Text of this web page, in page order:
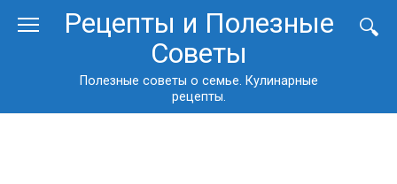
Рецепты и Полезные
Советы
Полезные советы о семье. Кулинарные
рецепты.